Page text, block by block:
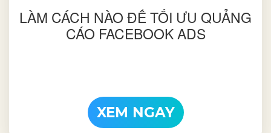
LÀM CÁCH NÀO ĐỂ TỐI ƯU QUẢNG
CÁO FACEBOOK ADS
XEM NGAY